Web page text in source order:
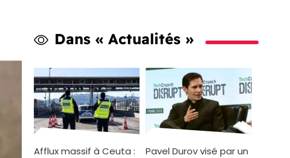
Dans « Actualités »
Afflux massif à Ceuta :
Pavel Durov visé par un